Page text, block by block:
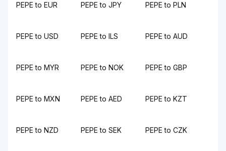
PEPE to EUR PEPE to JPY PEPE to PLN
PEPE to USD PEPE to ILS PEPE to AUD
PEPE to MYR PEPE to NOK PEPE to GBP
PEPE to MXN PEPE to AED PEPE to KZT
PEPE to NZD PEPE to SEK PEPE to CZK